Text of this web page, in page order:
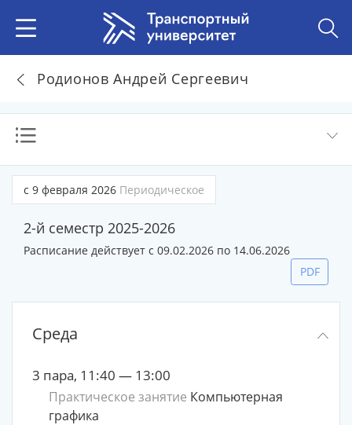
Родионов Андрей Сергеевич
с 9 февраля 2026 Периодическое
2-й семестр 2025-2026
Расписание действует с 09.02.2026 по 14.06.2026
PDF
Среда
3 пара, 11:40 — 13:00
Практическое занятие Компьютерная
графика